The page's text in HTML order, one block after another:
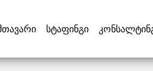
სტაფინგი